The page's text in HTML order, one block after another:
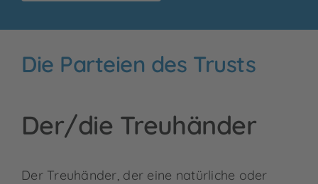
Die Parteien des Trusts
Der/die Treuhänder
Der Treuhänder, der eine natürliche oder